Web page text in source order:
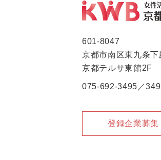
601-8047
京都市南区東九条下
京都テルサ東館2F
075-692-3495／
登録企業募集